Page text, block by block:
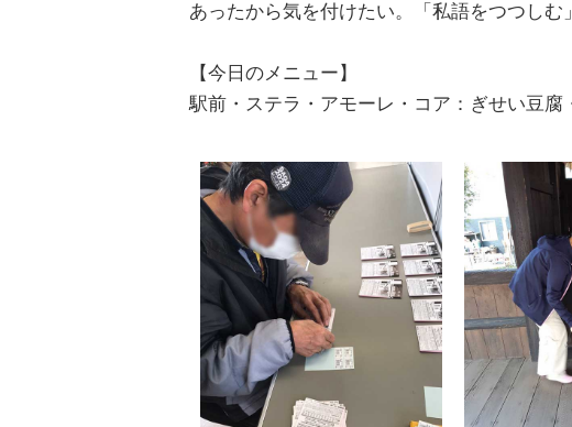
あったから気を付けたい。「私語をつつしむ
【今日のメニュー】
駅前・ステラ・アモーレ・コア：ぎせい豆腐